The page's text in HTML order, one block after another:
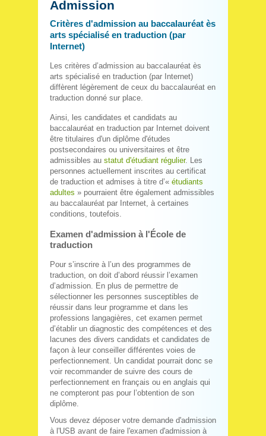
Admission
Critères d'admission au baccalauréat ès
arts spécialisé en traduction (par
Internet)
Les critères d’admission au baccalauréat ès
arts spécialisé en traduction (par Internet)
diffèrent légèrement de ceux du baccalauréat en
traduction donné sur place.
Ainsi, les candidates et candidats au
baccalauréat en traduction par Internet doivent
être titulaires d'un diplôme d'études
postsecondaires ou universitaires et être
admissibles au statut d'étudiant régulier. Les
personnes actuellement inscrites au certificat
de traduction et admises à titre d’« étudiants
adultes » pourraient être également admissibles
au baccalauréat par Internet, à certaines
conditions, toutefois.
Examen d'admission à l'École de
traduction
Pour s’inscrire à l’un des programmes de
traduction, on doit d’abord réussir l’examen
d’admission. En plus de permettre de
sélectionner les personnes susceptibles de
réussir dans leur programme et dans les
professions langagières, cet examen permet
d’établir un diagnostic des compétences et des
lacunes des divers candidats et candidates de
façon à leur conseiller différentes voies de
perfectionnement. Un candidat pourrait donc se
voir recommander de suivre des cours de
perfectionnement en français ou en anglais qui
ne compteront pas pour l’obtention de son
diplôme.
Vous devez déposer votre demande d'admission
à l'USB avant de faire l'examen d'admission à